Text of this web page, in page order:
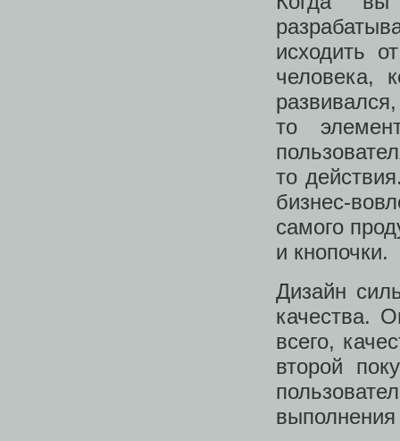
исходить
человека,
то
то
бизнес-
самого
и кнопочки.
Дизайн
качества.
всего,
второй
выполнения